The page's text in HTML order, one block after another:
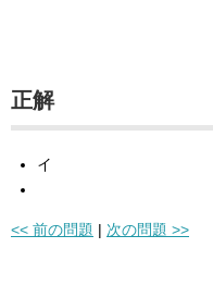
正解
イ
<< 前の問題 | 次の問題 >>